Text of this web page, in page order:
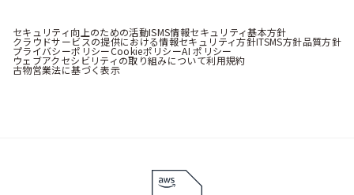
セキュリティ向上のための活動ISMS情報セキュリティ基本方針
クラウドサービスの提供における情報セキュリティ方針ITSMS方針品質方針
プライバシーポリシーCookieポリシーAI ポリシー
ウェブアクセシビリティの取り組みについて利用規約
古物営業法に基づく表示